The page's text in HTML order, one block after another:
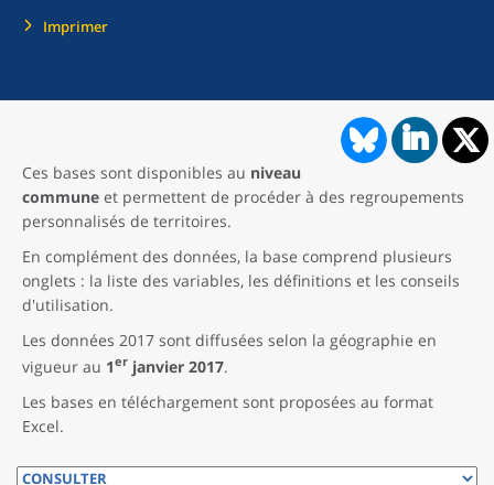
Imprimer
Ces bases sont disponibles au niveau
commune et permettent de procéder à des regroupements
personnalisés de territoires.
En complément des données, la base comprend plusieurs
onglets : la liste des variables, les définitions et les conseils
d'utilisation.
Les données 2017 sont diffusées selon la géographie en
vigueur au 1er janvier 2017.
Les bases en téléchargement sont proposées au format
Excel.